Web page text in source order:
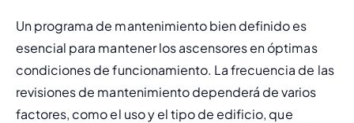
Un programa de mantenimiento bien definido es
esencial para mantener los ascensores en óptimas
condiciones de funcionamiento. La frecuencia de las
revisiones de mantenimiento dependerá de varios
factores, como el uso y el tipo de edificio, que